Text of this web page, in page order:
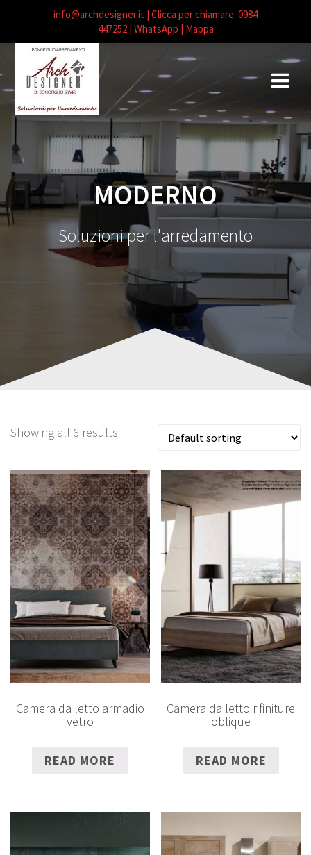
contenuto
MODERNO
Soluzioni per l'arredamento
Showing all 6 results
Camera da letto armadio
vetro
READ MORE
Camera da letto rifiniture
oblique
READ MORE
info@archdesigner.it | Clicca per chiamare: 0984
447252| WhatsApp | Mappa